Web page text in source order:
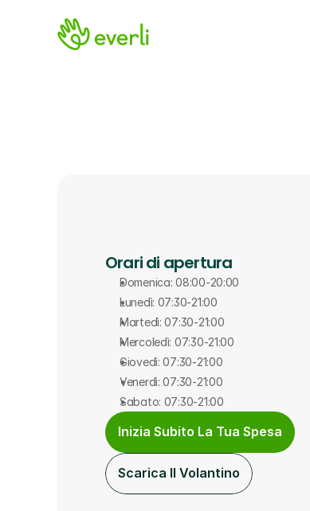
Orari di apertura
Domenica: 08:00-20:00
Lunedì: 07:30-21:00
Martedì: 07:30-21:00
Mercoledì: 07:30-21:00
Giovedì: 07:30-21:00
Venerdì: 07:30-21:00
Sabato: 07:30-21:00
Inizia Subito La Tua Spesa
Scarica Il Volantino